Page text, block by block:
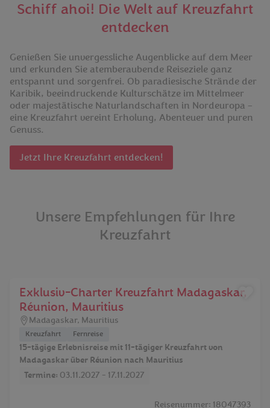
Schiff ahoi! Die Welt auf Kreuzfahrt
entdecken
Genießen Sie unvergessliche Augenblicke auf dem Meer
und erkunden Sie atemberaubende Reiseziele ganz
entspannt und sorgenfrei. Ob paradiesische Strände der
Karibik, beeindruckende Kulturschätze im Mittelmeer
oder majestätische Naturlandschaften in Nordeuropa –
eine Kreuzfahrt vereint Erholung, Abenteuer und puren
Genuss.
Jetzt Ihre Kreuzfahrt entdecken!
Unsere Empfehlungen für Ihre
Kreuzfahrt
Exklusiv-Charter Kreuzfahrt Madagaskar,
Réunion, Mauritius
Madagaskar, Mauritius
Kreuzfahrt Fernreise
15-tägige Erlebnisreise mit 11-tägiger Kreuzfahrt von
Madagaskar über Réunion nach Mauritius
Termine: 03.11.2027 - 17.11.2027
Reisenummer: 18047393